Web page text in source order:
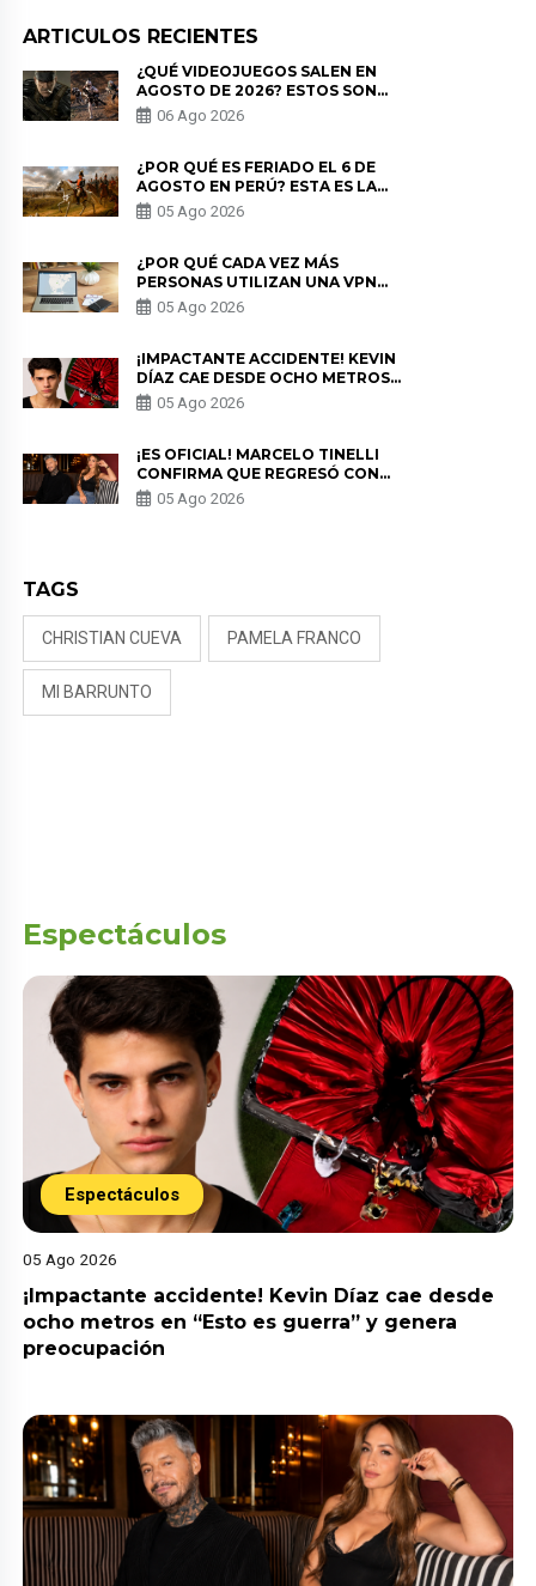
ARTICULOS RECIENTES
¿QUÉ VIDEOJUEGOS SALEN EN
AGOSTO DE 2026? ESTOS SON
LOS ESTRENOS MÁS ESPERADOS
06 Ago 2026
¿POR QUÉ ES FERIADO EL 6 DE
AGOSTO EN PERÚ? ESTA ES LA
HISTORIA
05 Ago 2026
¿POR QUÉ CADA VEZ MÁS
PERSONAS UTILIZAN UNA VPN
PARA PROTEGER SU
PRIVACIDAD?
05 Ago 2026
¡IMPACTANTE ACCIDENTE! KEVIN
DÍAZ CAE DESDE OCHO METROS
EN “ESTO ES GUERRA” Y GENERA
PREOCUPACIÓN
05 Ago 2026
¡ES OFICIAL! MARCELO TINELLI
CONFIRMA QUE REGRESÓ CON
MILETT FIGUEROA: “EL AMOR
PUDO MÁS”
05 Ago 2026
TAGS
CHRISTIAN CUEVA PAMELA FRANCO
MI BARRUNTO
Espectáculos
Espectáculos
05 Ago 2026
¡Impactante accidente! Kevin Díaz cae desde
ocho metros en “Esto es guerra” y genera
preocupación